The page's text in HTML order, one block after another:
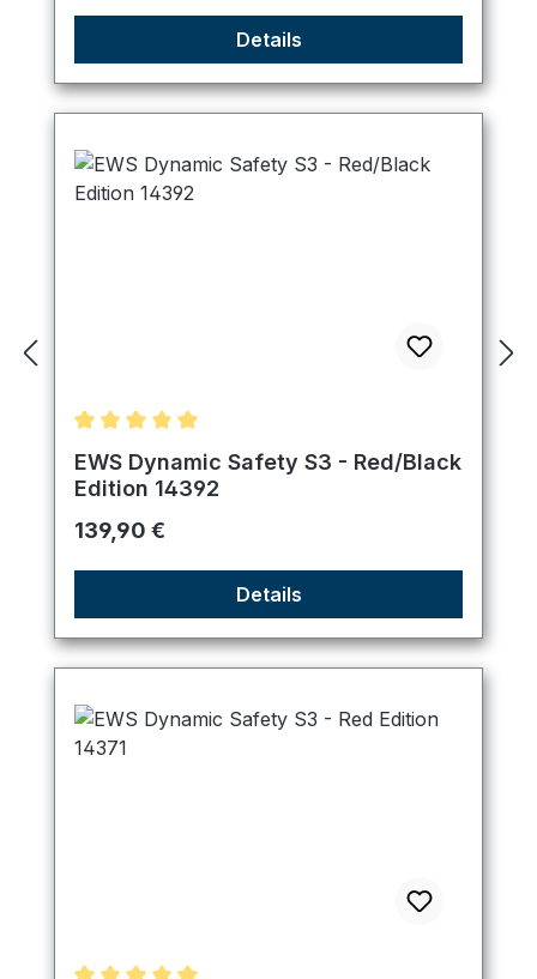
Details
Durchschnittliche Bewertung von 5 von 5 Sternen
EWS Dynamic Safety S3 - Red/Black
Edition 14392
Regulärer Preis:
139,90 €
Details